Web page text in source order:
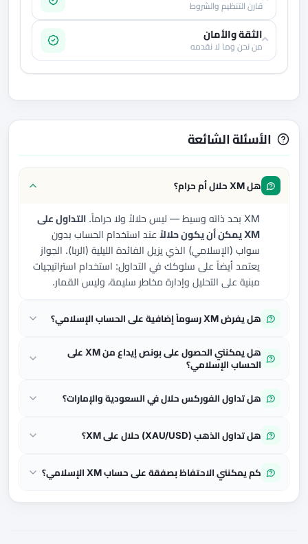
قارن التنظيم والشروط
الثقة والأمان
من نحن وما لا نقدمه
الأسئلة الشائعة
هل XM حلال أم حرام؟
XM بحد ذاته وسيط — ليس حلالاً ولا حراماً.
التداول على
XM يمكن أن يكون حلالاً
عند استخدام الحساب بدون
سواب (الإسلامي) الذي يزيل الفائدة الليلية (الربا). الجواز
يعتمد أيضاً على سلوكك في التداول: استخدام استراتيجيات
مبنية على التحليل وإدارة مخاطر سليمة، وليس القمار.
هل يفرض XM رسوماً إضافية على الحساب الإسلامي؟
هل يمكنني الحصول على بونص إيداع من XM على
الحساب الإسلامي؟
هل تداول الفوركس حلال في السعودية والإمارات؟
هل تداول الذهب (XAU/USD) حلال على XM؟
كم يمكنني الاحتفاظ بصفقة على حساب XM الإسلامي؟